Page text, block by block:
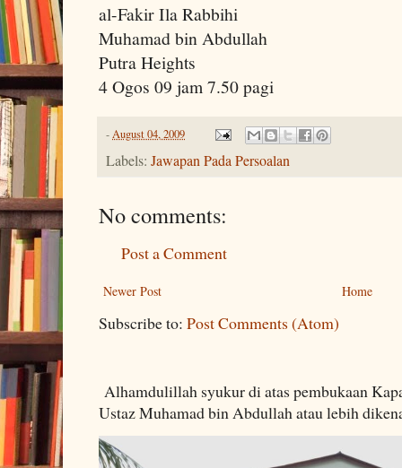
al-Fakir Ila Rabbihi
Muhamad bin Abdullah
Putra Heights
4 Ogos 09 jam 7.50 pagi
-August 04, 2009
Labels: Jawapan Pada Persoalan
No comments:
Post a Comment
Newer Post Home
Subscribe to: Post Comments (Atom)
Alhamdulillah syukur di atas pembukaan
Ustaz Muhamad bin Abdullah atau lebih